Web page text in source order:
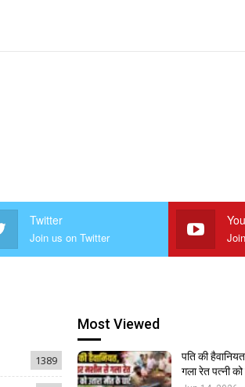
Twitter
Join us on Twitter
1389
Most Viewed
पति की
गला रेत पत्नी